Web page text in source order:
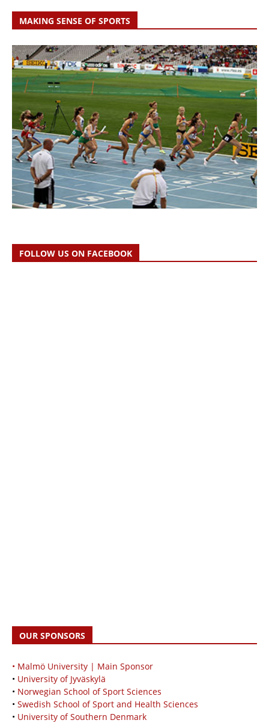
MAKING SENSE OF SPORTS
FOLLOW US ON FACEBOOK
OUR SPONSORS
• Malmö University | Main Sponsor
• University of Jyväskylä
• Norwegian School of Sport Sciences
• Swedish School of Sport and Health Sciences
• University of Southern Denmark